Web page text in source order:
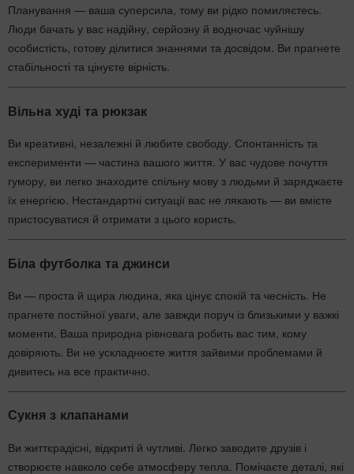
Планування — ваша суперсила, тому ви рідко помиляєтесь.
Люди бачать у вас надійну, серйозну й водночас чуйнішу
особистість, готову ділитися знаннями та досвідом. Ви прагнете
стабільності та цінуєте вірність.
Вільна худі та рюкзак
Ви креативні, незалежні й любите свободу. Спонтанність та
експерименти — частина вашого життя. У вас чудове почуття
гумору, ви легко знаходите спільну мову з людьми й заряджаєте
їх енергією. Нестандартні ситуації вас не лякають — ви вмієте
пристосуватися й отримати з цього користь.
Біла футболка та джинси
Ви — проста й щира людина, яка цінує спокій та чесність. Не
прагнете постійної уваги, але завжди поруч із близькими у важкі
моменти. Ваша природна рівновага робить вас тим, кому
довіряють. Ви не ускладнюєте життя зайвими проблемами й
дивитесь на все практично.
Сукня з клапанами
Ви життєрадісні, відкриті й чутливі. Легко заводите друзів і
створюєте навколо себе атмосферу тепла. Помічаєте деталі, які